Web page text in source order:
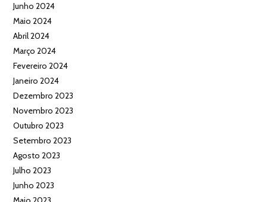
Junho 2024
Maio 2024
Abril 2024
Março 2024
Fevereiro 2024
Janeiro 2024
Dezembro 2023
Novembro 2023
Outubro 2023
Setembro 2023
Agosto 2023
Julho 2023
Junho 2023